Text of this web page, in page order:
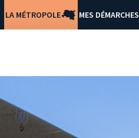
LA MÉTROPOLE MES DÉMARCHES